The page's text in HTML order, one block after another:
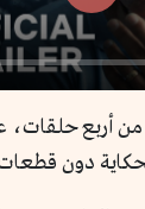
Play
دون قطعات